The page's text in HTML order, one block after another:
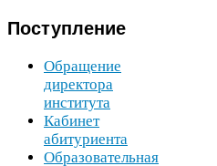
Поступление
Обращение
директора
института
Кабинет
абитуриента
Образовательная